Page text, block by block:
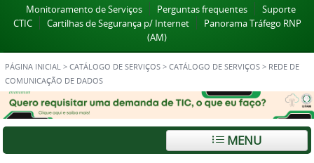
Monitoramento de Serviços Perguntas frequentes
Suporte
CTIC
Cartilhas de Segurança p/ Internet
Panorama Tráfego RNP
(AM)
PÁGINA INICIAL > CATÁLOGO DE SERVIÇOS > CATÁLOGO DE SERVIÇOS > REDE DE
COMUNICAÇÃO DE DADOS
MENU